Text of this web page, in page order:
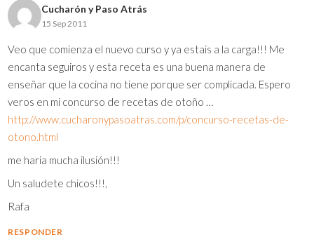
Cucharón y Paso Atrás
15 Sep 2011
Veo que comienza el nuevo curso y ya estais a la carga!!! Me
encanta seguiros y esta receta es una buena manera de
enseñar que la cocina no tiene porque ser complicada. Espero
veros en mi concurso de recetas de otoño …
http://www.cucharonypasoatras.com/p/concurso-recetas-de-
otono.html
me haria mucha ilusión!!!
Un saludete chicos!!!,
Rafa
RESPONDER